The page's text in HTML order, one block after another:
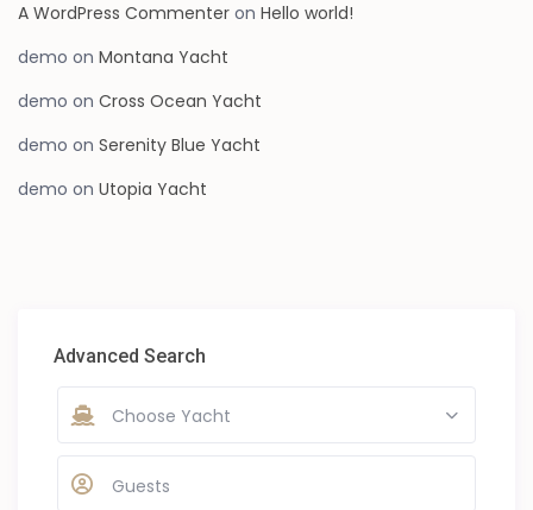
A WordPress Commenter onHello world!
demo onMontana Yacht
demo onCross Ocean Yacht
demo onSerenity Blue Yacht
demo onUtopia Yacht
Advanced Search
Choose Yacht
Guests